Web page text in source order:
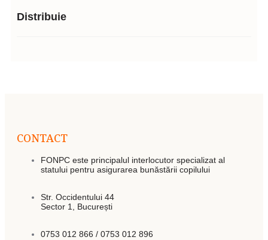
Distribuie
CONTACT
FONPC este principalul interlocutor specializat al
statului pentru asigurarea bunăstării copilului
Str. Occidentului 44
Sector 1, București
0753 012 866 / 0753 012 896